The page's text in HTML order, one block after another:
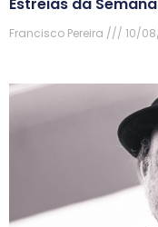
Estreias da
Francisco Pereira 10/